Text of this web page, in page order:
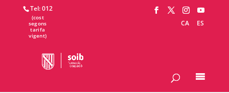
Tel: 012
CA
ES